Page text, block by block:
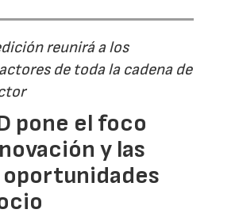
reunirá a los
de toda la cadena de
pone el foco
y las
oportunidades